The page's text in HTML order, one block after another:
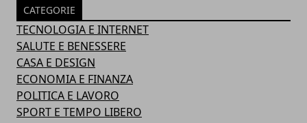
CATEGORIE
TECNOLOGIA E INTERNET
SALUTE E BENESSERE
CASA E DESIGN
ECONOMIA E FINANZA
POLITICA E LAVORO
SPORT E TEMPO LIBERO